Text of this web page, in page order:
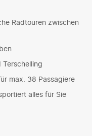
Radtouren zwischen
Terschelling
max. 38 Passagiere
alles für Sie